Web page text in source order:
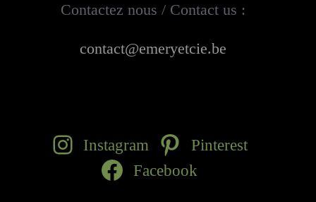
Contactez nous / Contact us :
contact@emeryetcie.be
Instagram
Pinterest
Facebook